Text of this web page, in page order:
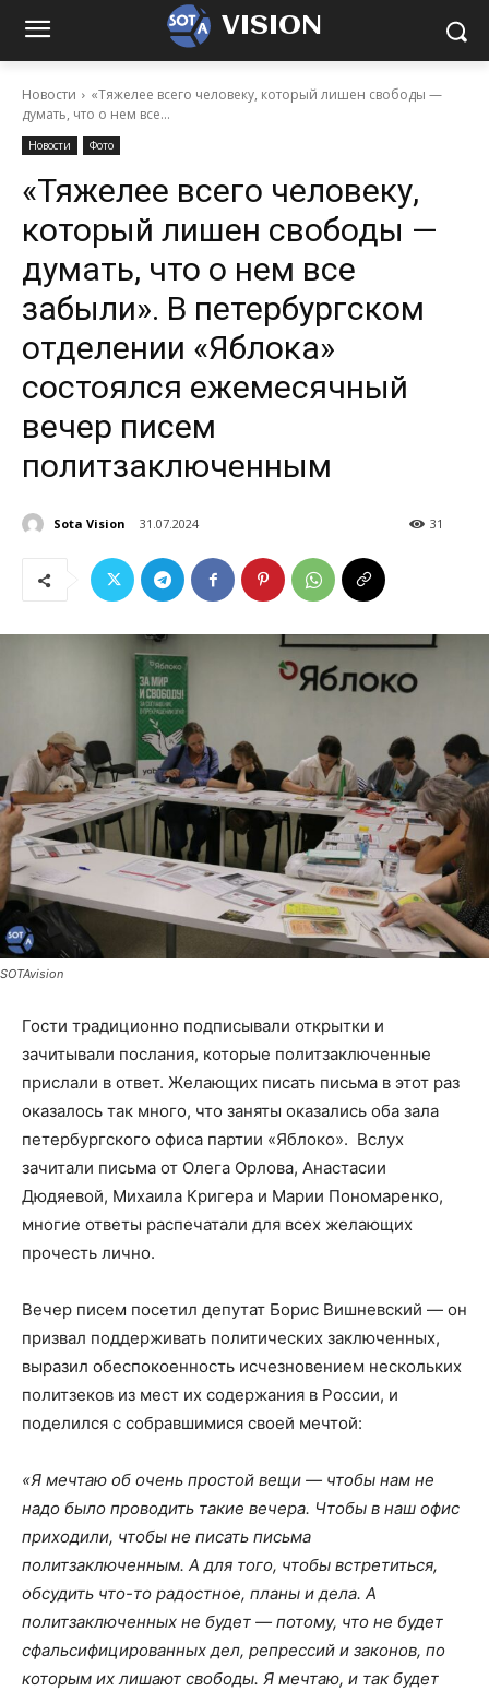
VISION
Новости
«Тяжелее всего человеку, который лишен свободы —
думать, что о нем все...
Новости Фото
«Тяжелее всего человеку,
который лишен свободы —
думать, что о нем все
забыли». В петербургском
отделении «Яблока»
состоялся ежемесячный
вечер писем
политзаключенным
Sota Vision 31.07.2024 31
SOTAvision
Гости традиционно подписывали открытки и
зачитывали послания, которые политзаключенные
прислали в ответ. Желающих писать письма в этот раз
оказалось так много, что заняты оказались оба зала
петербургского офиса партии «Яблоко». Вслух
зачитали письма от Олега Орлова, Анастасии
Дюдяевой, Михаила Кригера и Марии Пономаренко,
многие ответы распечатали для всех желающих
прочесть лично.
Вечер писем посетил депутат Борис Вишневский — он
призвал поддерживать политических заключенных,
выразил обеспокоенность исчезновением нескольких
политзеков из мест их содержания в России, и
поделился с собравшимися своей мечтой:
«Я мечтаю об очень простой вещи — чтобы нам не
надо было проводить такие вечера. Чтобы в наш офис
приходили, чтобы не писать письма
политзаключенным. А для того, чтобы встретиться,
обсудить что-то радостное, планы и дела. А
политзаключенных не будет — потому, что не будет
сфальсифицированных дел, репрессий и законов, по
которым их лишают свободы. Я мечтаю, и так будет